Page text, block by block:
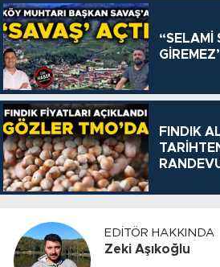
“SELAMİ
FINDIK
EDITÖR HAKKINDA
Zeki Aşıkoğlu